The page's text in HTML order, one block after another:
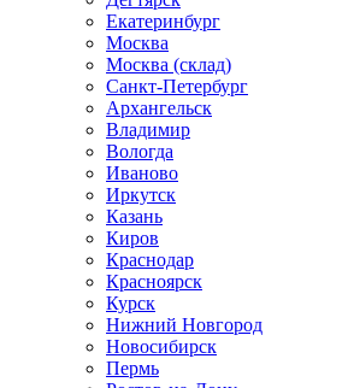
Екатеринбург
Москва
Москва (склад)
Санкт-Петербург
Архангельск
Владимир
Вологда
Иваново
Иркутск
Казань
Киров
Краснодар
Красноярск
Курск
Нижний Новгород
Новосибирск
Пермь